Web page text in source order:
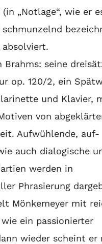
„Notlage“, wie er
schmunzelnd
Brahms: seine
op. 120/2, ein
und Klavier,
von
Aufwühlende, auf-
auch dialogische
werden in
Phrasierung
Mönkemeyer mit
ein passionierter
wieder scheint er